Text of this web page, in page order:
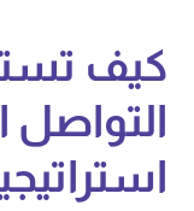
كيف
التواصل